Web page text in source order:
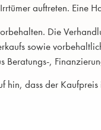
auftreten. Eine
Die
sowie
Beratungs-,
hin, dass der